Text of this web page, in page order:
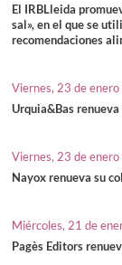
El IRBLleida
sal», en el que se
recomendaciones
Viernes, 23 de
Urquia&Bas
Viernes, 23 de
Nayox renueva su
Miércoles, 21 de
Pagès Editors